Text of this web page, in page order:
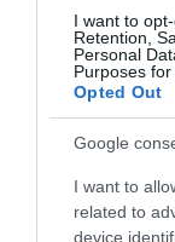
I want to
Retention,
Personal
Purposes for
Opted Out
Google
I want to
related to
device
Ήττα από
μπρέικ
Στο δεύτερο ματς
Ουρμπίνο το
στο τάι μπρέικ